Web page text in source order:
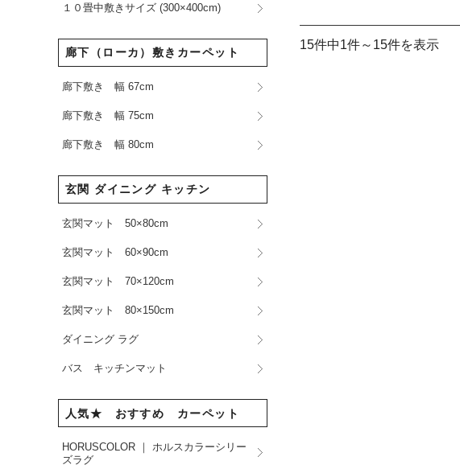
15件中1件～15件を表示
１０畳中敷きサイズ (300×400cm)
廊下（ローカ）敷きカーペット
廊下敷き 幅 67cm
廊下敷き 幅 75cm
廊下敷き 幅 80cm
玄関 ダイニング キッチン
玄関マット 50×80cm
玄関マット 60×90cm
玄関マット 70×120cm
玄関マット 80×150cm
ダイニング ラグ
バス キッチンマット
人気★ おすすめ カーペット
HORUSCOLOR ｜ ホルスカラーシリー
ズラグ